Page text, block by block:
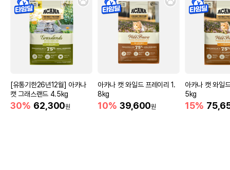
[유통기한26년12월] 아카나
캣 그래스랜드 4.5kg
30% 62,300원
아카나 캣 와일드 프레이리 1.
8kg
10% 39,600원
아카나 캣 와일
5kg
15%